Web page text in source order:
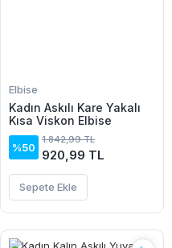
Elbise
Kadın Askılı Kare Yakalı
Kısa Viskon Elbise
%50
1.842,99 TL
920,99 TL
Sepete Ekle